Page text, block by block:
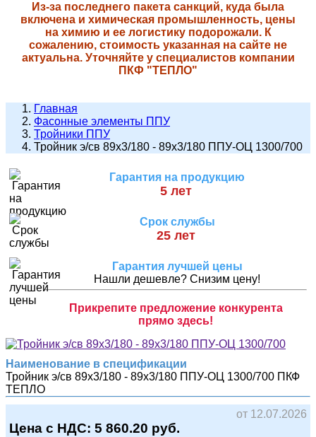
Из-за последнего пакета санкций, куда была
включена и химическая промышленность, цены
на химию и ее логистику подорожали. К
сожалению, стоимость указанная на сайте не
актуальна. Уточняйте у специалистов компании
ПКФ "ТЕПЛО"
Главная
Фасонные элементы ППУ
Тройники ППУ
Тройник э/св 89х3/180 - 89х3/180 ППУ-ОЦ 1300/700
Гарантия на продукцию
5 лет
Срок службы
25 лет
Гарантия лучшей цены
Нашли дешевле? Снизим цену!
Прикрепите предложение конкурента
прямо здесь!
Наименование в спецификации
Тройник э/св 89х3/180 - 89х3/180 ППУ-ОЦ 1300/700 ПКФ
ТЕПЛО
от 12.07.2026
Цена с НДС: 5 860.20 руб.